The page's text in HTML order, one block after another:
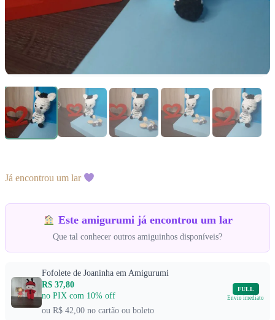
Já encontrou um lar
Este amigurumi já encontrou um lar
Que tal conhecer outros amiguinhos disponíveis?
Fofolete de Joaninha em Amigurumi
R$ 37,80
no PIX com 10% off
ou R$ 42,00 no cartão ou boleto
FULL
Envio imediato